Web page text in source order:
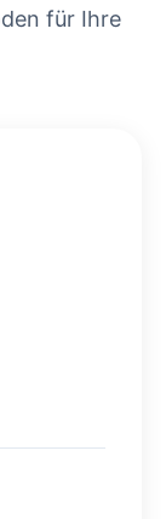
für Ihre